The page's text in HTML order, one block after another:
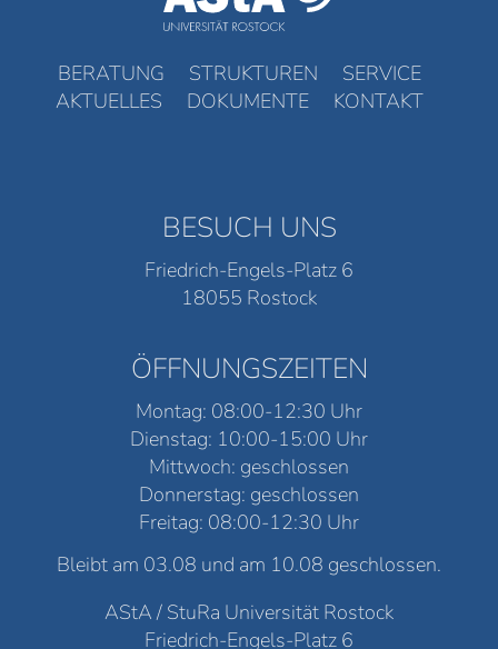
BERATUNG STRUKTUREN
SERVICE
AKTUELLES
DOKUMENTE KONTAKT
BESUCH UNS
Friedrich-Engels-Platz 6
18055 Rostock
ÖFFNUNGSZEITEN
Montag: 08:00-12:30 Uhr
Dienstag: 10:00-15:00 Uhr
Mittwoch: geschlossen
Donnerstag: geschlossen
Freitag: 08:00-12:30 Uhr
Bleibt am 03.08 und am 10.08 geschlossen.
AStA / StuRa Universität Rostock
Friedrich-Engels-Platz 6